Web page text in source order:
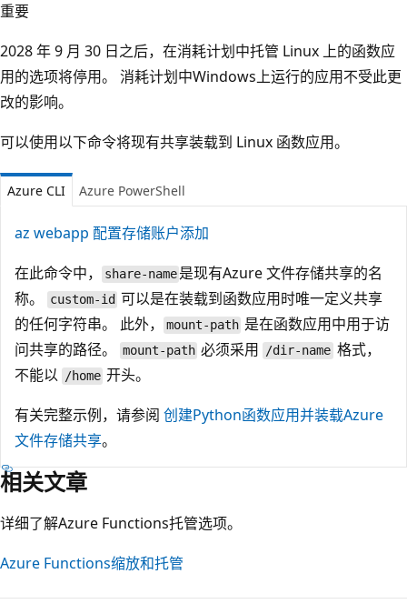
重要
2028 年 9 月 30 日之后，在消耗计划中托管 Linux 上的函数应
用的选项将停用。 消耗计划中Windows上运行的应用不受此更
改的影响。
可以使用以下命令将现有共享装载到 Linux 函数应用。
Azure CLI Azure PowerShell
az webapp 配置存储账户添加
在此命令中，
share-name 是现有Azure 文件存储共享的名
称。
custom-id 可以是在装载到函数应用时唯一定义共享
的任何字符串。 此外，
mount-path 是在函数应用中用于访
问共享的路径。
mount-path 必须采用 /dir-name 格式，
不能以 /home 开头。
有关完整示例，请参阅 创建Python函数应用并装载Azure
文件存储共享。
相关文章
详细了解Azure Functions托管选项。
Azure Functions缩放和托管